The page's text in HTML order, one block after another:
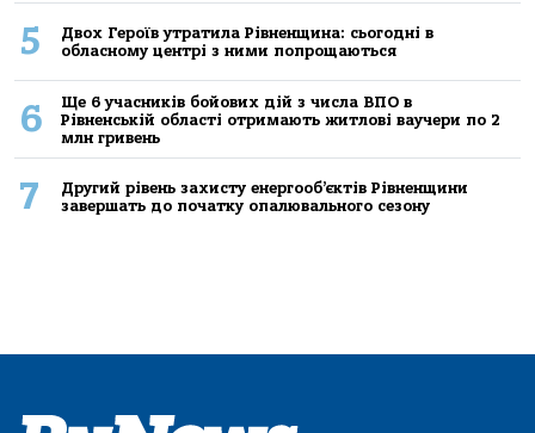
5
Двох Героїв утратила Рівненщина: сьогодні в
обласному центрі з ними попрощаються
6
Ще 6 учасників бойових дій з числа ВПО в
Рівненській області отримають житлові ваучери по 2
млн гривень
7
Другий рівень захисту енергооб’єктів Рівненщини
завершать до початку опалювального сезону